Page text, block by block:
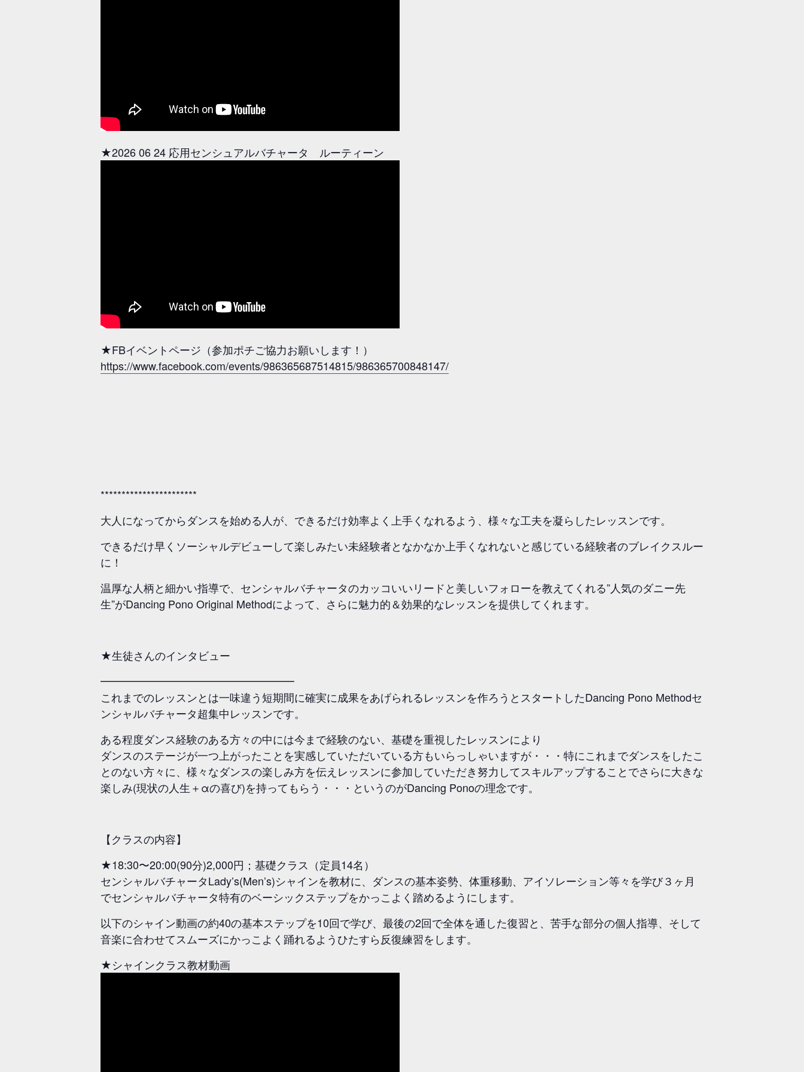
★2026 06 24 応用センシュアルバチャータ ルーティーン
★FBイベントページ（参加ポチご協力お願いします！）
https://www.facebook.com/events/986365687514815/986365700848147/
***********************
大人になってからダンスを始める人が、できるだけ効率よく上手くなれるよう、様々な工夫を凝らしたレッスンです。
できるだけ早くソーシャルデビューして楽しみたい未経験者となかなか上手くなれないと感じている経験者のブレイクスルー
に！
温厚な人柄と細かい指導で、センシャルバチャータのカッコいいリードと美しいフォローを教えてくれる”人気のダニー先
生”がDancing Pono Original Methodによって、さらに魅力的＆効果的なレッスンを提供してくれます。
★生徒さんのインタビュー
━━━━━━━━━━━━━━━━━━
これまでのレッスンとは一味違う短期間に確実に成果をあげられるレッスンを作ろうとスタートしたDancing Pono Methodセ
ンシャルバチャータ超集中レッスンです。
ある程度ダンス経験のある方々の中には今まで経験のない、基礎を重視したレッスンにより
ダンスのステージが一つ上がったことを実感していただいている方もいらっしゃいますが・・・特にこれまでダンスをしたこ
とのない方々に、様々なダンスの楽しみ方を伝えレッスンに参加していただき努力してスキルアップすることでさらに大きな
楽しみ(現状の人生＋αの喜び)を持ってもらう・・・というのがDancing Ponoの理念です。
【クラスの内容】
★18:30〜20:00(90分)2,000円；基礎クラス（定員14名）
センシャルバチャータLady’s(Men’s)シャインを教材に、ダンスの基本姿勢、体重移動、アイソレーション等々を学び３ヶ月
でセンシャルバチャータ特有のベーシックステップをかっこよく踏めるようにします。
以下のシャイン動画の約40の基本ステップを10回で学び、最後の2回で全体を通した復習と、苦手な部分の個人指導、そして
音楽に合わせてスムーズにかっこよく踊れるようひたすら反復練習をします。
★シャインクラス教材動画